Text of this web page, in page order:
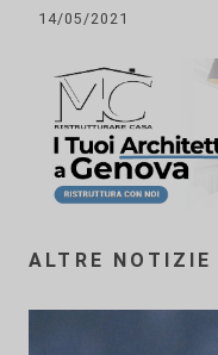
14/05/2021
ALTRE NOTIZIE